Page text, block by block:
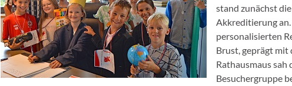
stand zunächst
Akkreditierung
personalisierten
Brust, geprägt mit
Rathausmaus sah
Besuchergruppe